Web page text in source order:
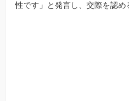
性です」と発言し、交際を認め